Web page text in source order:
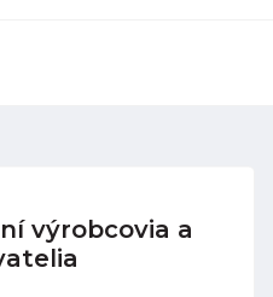
výrobcovia a